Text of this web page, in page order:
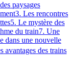
paysages
3. Les rencontres
5. Le mystère des
du train7. Une
dans une nouvelle
avantages des trains